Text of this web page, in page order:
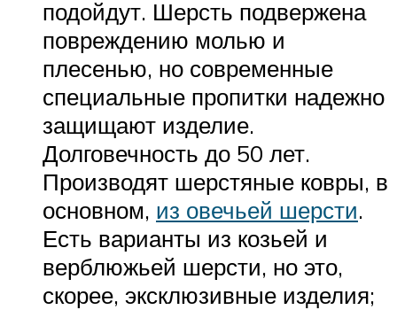
подойдут. Шерсть подвержена
повреждению молью и
плесенью, но современные
специальные пропитки надежно
защищают изделие.
Долговечность до 50 лет.
Производят шерстяные ковры, в
основном, из овечьей шерсти.
Есть варианты из козьей и
верблюжьей шерсти, но это,
скорее, эксклюзивные изделия;